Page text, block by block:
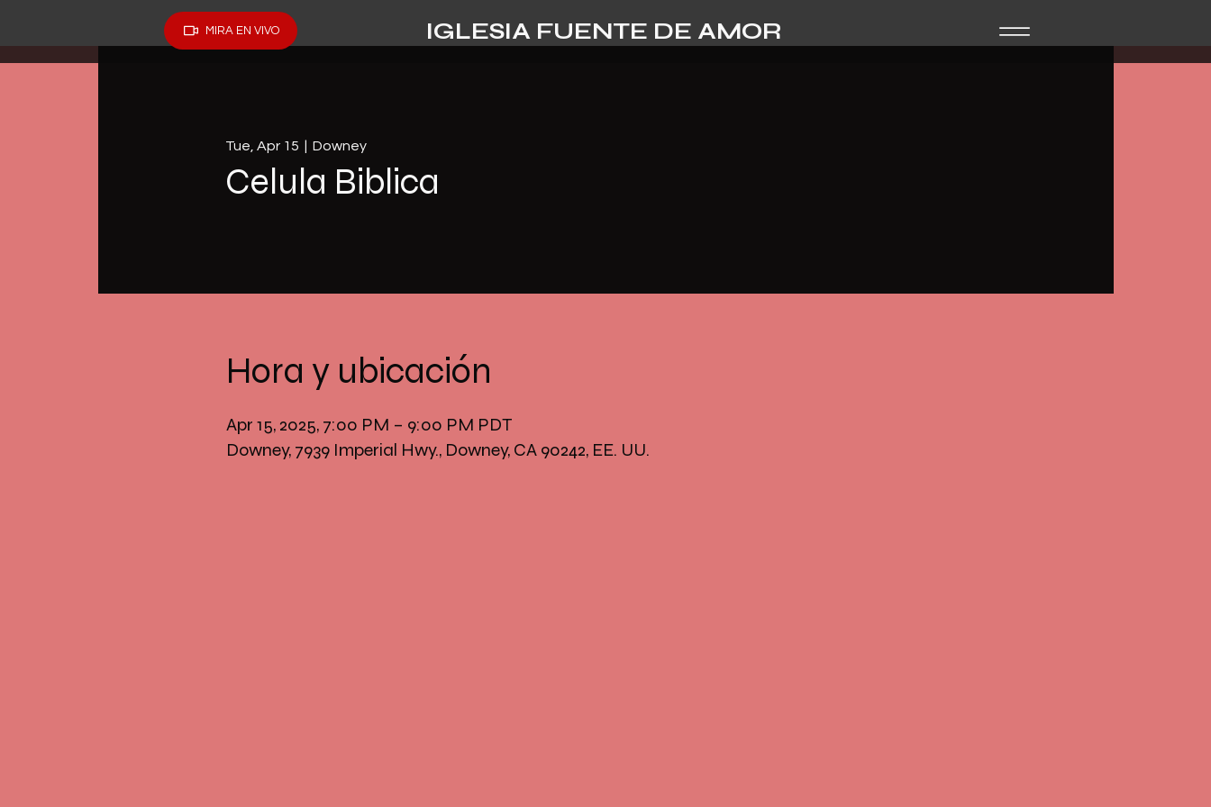
MIRA EN VIVO IGLESIA FUENTE DE AMOR
Tue, Apr 15 Downey
Celula Biblica
Hora y ubicación
Apr 15, 2025, 7:00 PM – 9:00 PM PDT
Downey, 7939 Imperial Hwy., Downey, CA 90242, EE. UU.